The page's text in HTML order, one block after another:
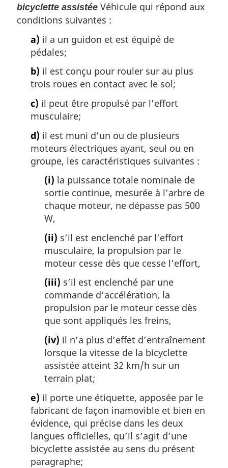
bicyclette assistée Véhicule qui répond aux
conditions suivantes :
a) il a un guidon et est équipé de
pédales;
b) il est conçu pour rouler sur au plus
trois roues en contact avec le sol;
c) il peut être propulsé par l’effort
musculaire;
d) il est muni d’un ou de plusieurs
moteurs électriques ayant, seul ou en
groupe, les caractéristiques suivantes :
(i) la puissance totale nominale de
sortie continue, mesurée à l’arbre de
chaque moteur, ne dépasse pas 500
W,
(ii) s’il est enclenché par l’effort
musculaire, la propulsion par le
moteur cesse dès que cesse l’effort,
(iii) s’il est enclenché par une
commande d’accélération, la
propulsion par le moteur cesse dès
que sont appliqués les freins,
(iv) il n’a plus d’effet d’entraînement
lorsque la vitesse de la bicyclette
assistée atteint 32 km/h sur un
terrain plat;
e) il porte une étiquette, apposée par le
fabricant de façon inamovible et bien en
évidence, qui précise dans les deux
langues officielles, qu’il s’agit d’une
bicyclette assistée au sens du présent
paragraphe;